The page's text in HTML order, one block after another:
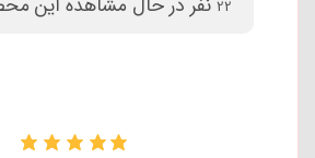
22 نفر در حال مشاهده این